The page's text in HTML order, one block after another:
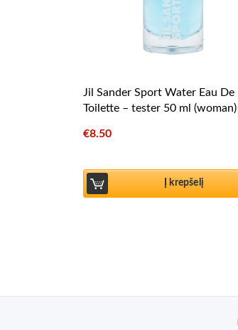
Jil Sander Sport Water Eau De
Toilette – tester 50 ml (woman)
€8.50
Į krepšelį